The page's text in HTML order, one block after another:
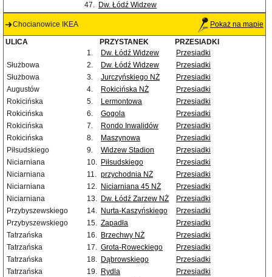
47. Dw. Łódź Widzew
Chocianowice IKEA Pokaż na mapie
ULICA PRZYSTANEK
PRZESIADKI
1.
Dw. Łódź Widzew
Przesiadki
Służbowa
2. Dw. Łódź Widzew
Przesiadki
Służbowa
3. Jurczyńskiego NŻ
Przesiadki
Augustów
4. Rokicińska NŻ
Przesiadki
Rokicińska
5. Lermontowa
Przesiadki
Rokicińska
6. Gogola
Przesiadki
Rokicińska
7. Rondo Inwalidów
Przesiadki
Rokicińska
8. Maszynowa
Przesiadki
Piłsudskiego
9. Widzew Stadion
Przesiadki
Niciarniana
10. Piłsudskiego
Przesiadki
Niciarniana
11. przychodnia NŻ
Przesiadki
Niciarniana
12. Niciarniana 45 NŻ
Przesiadki
Niciarniana
13. Dw. Łódź Zarzew NŻ
Przesiadki
Przybyszewskiego
14. Nurta-Kaszyńskiego
Przesiadki
Przybyszewskiego
15. Zapadła
Przesiadki
Tatrzańska
16. Brzechwy NŻ
Przesiadki
Tatrzańska
17. Grota-Roweckiego
Przesiadki
Tatrzańska
18. Dąbrowskiego
Przesiadki
Tatrzańska
19. Rydla
Przesiadki